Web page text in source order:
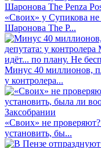
«Своих» у Супикова не
Шаронова The P...
Минус 40 миллионов,
у контролера...
«Своих» не
установить, бы...